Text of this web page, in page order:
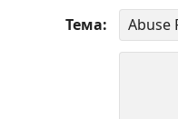
Тема